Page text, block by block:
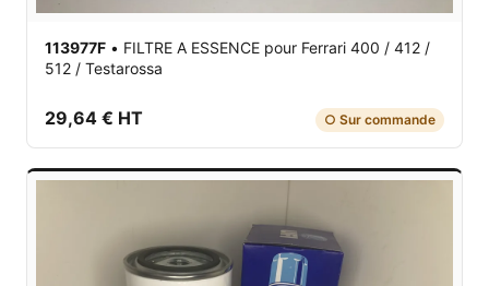
113977F • FILTRE A ESSENCE pour Ferrari 400 / 412 /
512 / Testarossa
29,64 € HT ○ Sur commande